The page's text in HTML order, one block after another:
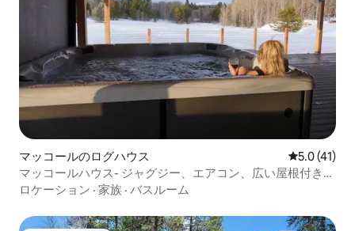
マッコールのログハウス レビュー41
5.0 (41)
マッコールハウス- ジャグジー、エアコン、広い屋根付きパ
ティオ
ロケーション · 家族 · バスルーム